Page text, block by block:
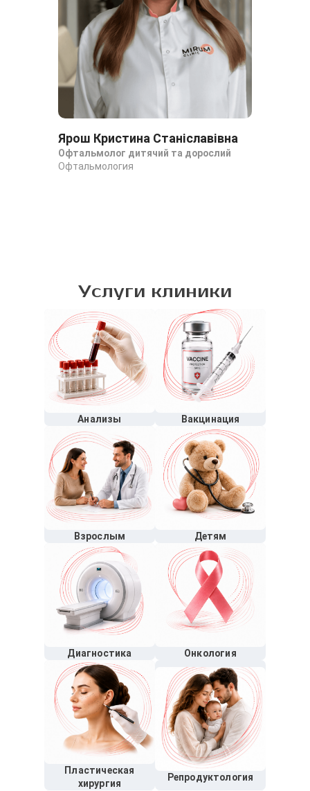
Ярош Кристина Станіславівна
Офтальмолог дитячий та дорослий
Офтальмология
Услуги клиники
Анализы Вакцинация
Взрослым Детям
Диагностика Онкология
Пластическая
хирургия
Репродуктология